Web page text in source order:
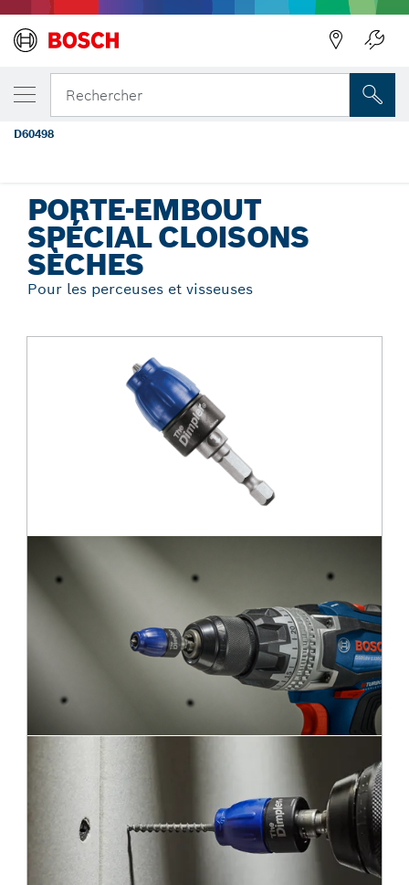
Rechercher
PORTE-EMBOUT
SPÉCIAL CLOISONS
SÈCHES
Pour les perceuses et visseuses
VOTRE VARIANTE SÉLECTIONNÉE
Porte-embout de vissage Dimpler® pour
plaques de plâtre
D60498